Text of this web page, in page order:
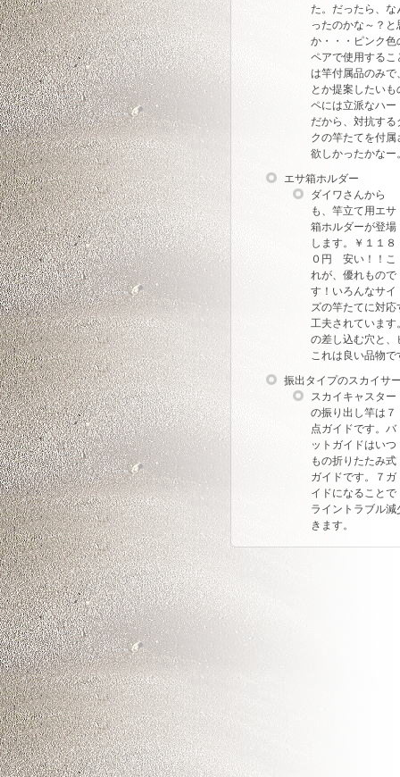
た。だったら、
ったのかな～？
か・・・ピンク
ペアで使用する
は竿付属品のみ
とか提案したい
ペには立派なハ
だから、対抗す
クの竿たてを付
欲しかったかなー
エサ箱ホルダー
ダイワさんから
も、竿立て用エサ
箱ホルダーが登場
します。￥１１８
０円 安い！！こ
れが、優れもので
す！いろんなサイ
ズの竿たてに対
工夫されていま
の差し込む穴と
これは良い品物
振出タイプのスカイサ
スカイキャスター
の振り出し竿は７
点ガイドです。バ
ットガイドはいつ
もの折りたたみ式
ガイドです。７ガ
イドになることで
ライントラブル
きます。